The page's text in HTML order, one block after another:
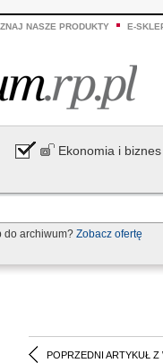
NASZE PRODUKTY E-
Ekonomia i biznes
do archiwum? Zobacz ofertę
POPRZEDNI ARTYKUŁ Z